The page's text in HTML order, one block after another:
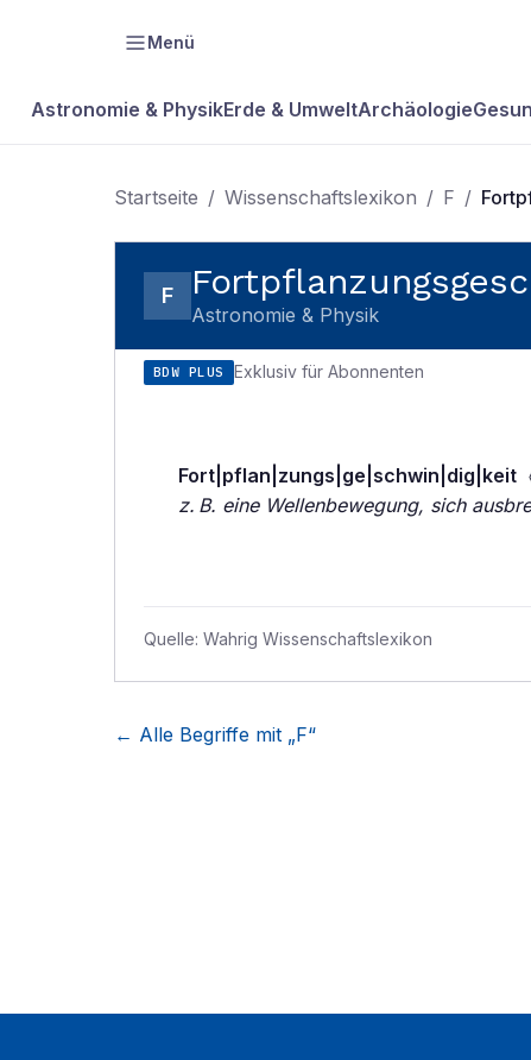
Menü
Astronomie & PhysikErde & UmweltArchäologie
Startseite / Wissenschaftslexikon / F /
F
Astronomie & Physik
BDW PLUS Exklusiv für Abonnenten
Fort|pflan|zungs|ge|schwin|dig|keit
z. B. eine Wellenbewegung, sich
Quelle: Wahrig Wissenschaftslexikon
← Alle Begriffe mit „F“